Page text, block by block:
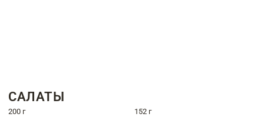
САЛАТЫ
200 г 152 г